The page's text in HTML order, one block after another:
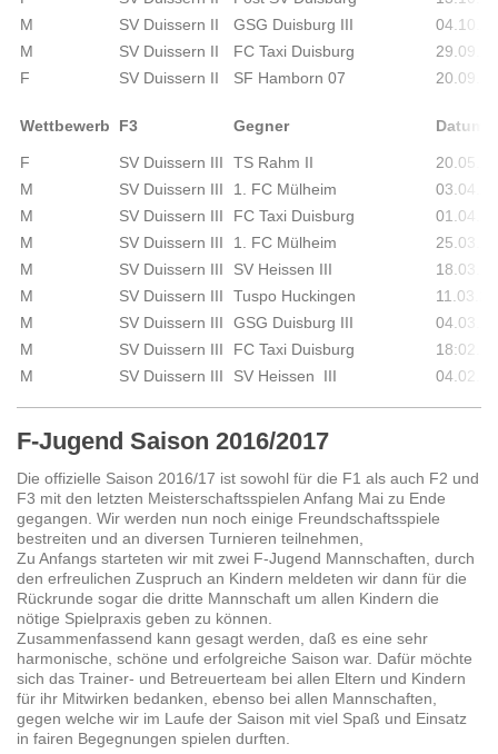
M
SV Duissern II GSG Duisburg III
M
SV Duissern II FC Taxi Duisburg
F
SV Duissern II SF Hamborn 07
Wettbewerb F3 Gegner Datum
F SV Duissern III TS Rahm II
M
SV Duissern III 1. FC Mülheim
M
SV Duissern III FC Taxi Duisburg
M
SV Duissern III 1. FC Mülheim
M
SV Duissern III SV Heissen III
M
SV Duissern III Tuspo Huckingen
M
SV Duissern III GSG Duisburg III
M
SV Duissern III FC Taxi Duisburg
M
SV Duissern III SV Heissen III
F-Jugend Saison 2016/2017
Die offizielle Saison 2016/17 ist sowohl für die F1 als auch F2 und
F3 mit den letzten Meisterschaftsspielen Anfang Mai zu Ende
gegangen. Wir werden nun noch einige Freundschaftsspiele
bestreiten und an diversen Turnieren teilnehmen,
Zu Anfangs starteten wir mit zwei F-Jugend Mannschaften, durch
den erfreulichen Zuspruch an Kindern meldeten wir dann für die
Rückrunde sogar die dritte Mannschaft um allen Kindern die
nötige Spielpraxis geben zu können.
Zusammenfassend kann gesagt werden, daß es eine sehr
harmonische, schöne und erfolgreiche Saison war. Dafür möchte
sich das Trainer- und Betreuerteam bei allen Eltern und Kindern
für ihr Mitwirken bedanken, ebenso bei allen Mannschaften,
gegen welche wir im Laufe der Saison mit viel Spaß und Einsatz
in fairen Begegnungen spielen durften.